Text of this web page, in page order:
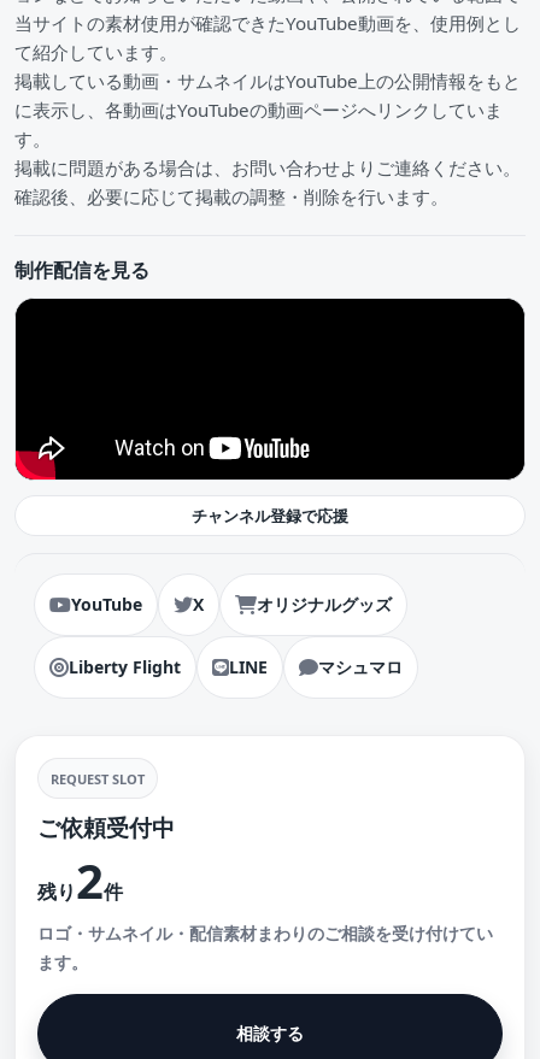
当サイトの素材使用が確認できたYouTube動画を、使用例とし
て紹介しています。
掲載している動画・サムネイルはYouTube上の公開情報をもと
に表示し、各動画はYouTubeの動画ページへリンクしていま
す。
掲載に問題がある場合は、お問い合わせよりご連絡ください。
確認後、必要に応じて掲載の調整・削除を行います。
制作配信を見る
チャンネル登録で応援
YouTube X オリジナルグッズ
Liberty Flight LINE マシュマロ
REQUEST SLOT
ご依頼受付中
残り2件
ロゴ・サムネイル・配信素材まわりのご相談を受け付けてい
ます。
相談する